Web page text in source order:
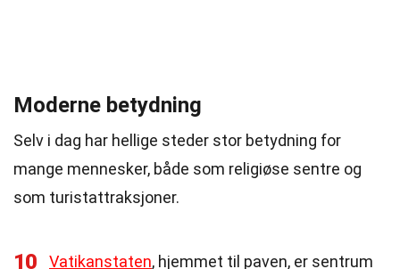
Moderne betydning
Selv i dag har hellige steder stor betydning for
mange mennesker, både som religiøse sentre og
som turistattraksjoner.
10 Vatikanstaten, hjemmet til paven, er sentrum